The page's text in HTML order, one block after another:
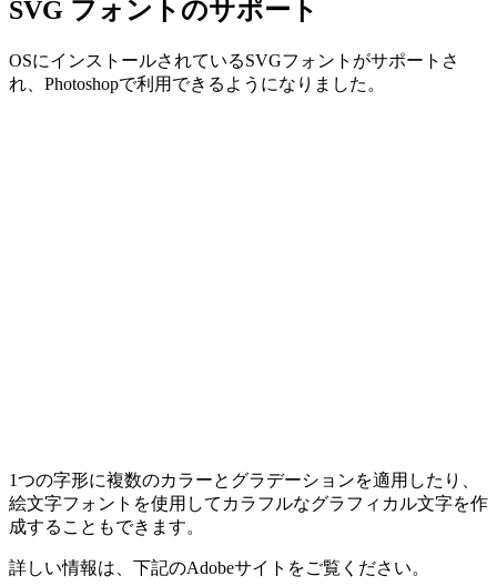
SVG フォントのサポート
OSにインストールされているSVGフォントがサポートさ
れ、Photoshopで利用できるようになりました。
1つの字形に複数のカラーとグラデーションを適用したり、
絵文字フォントを使用してカラフルなグラフィカル文字を作
成することもできます。
詳しい情報は、下記のAdobeサイトをご覧ください。